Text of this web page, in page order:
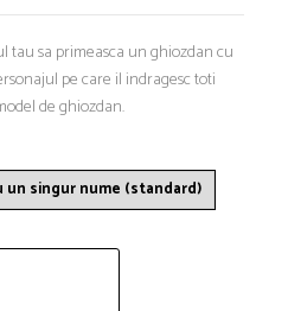
tau sa primeasca un ghiozdan cu
pe care il indragesc toti
de ghiozdan.
un singur nume (standard)